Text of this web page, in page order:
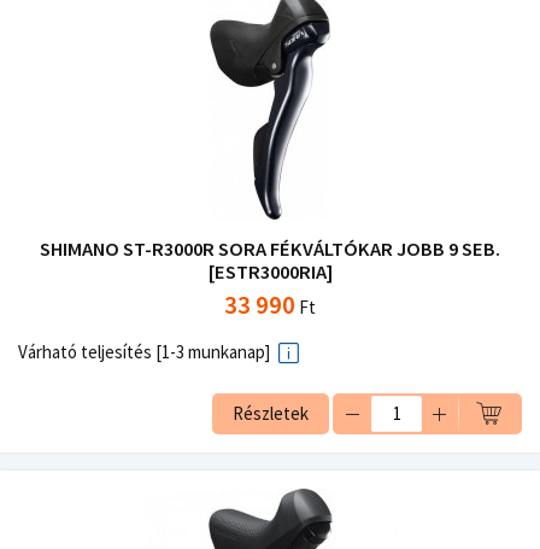
SHIMANO ST-R3000R SORA FÉKVÁLTÓKAR JOBB 9 SEB.
[ESTR3000RIA]
33 990 Ft
Várható teljesítés [1-3 munkanap]
Részletek